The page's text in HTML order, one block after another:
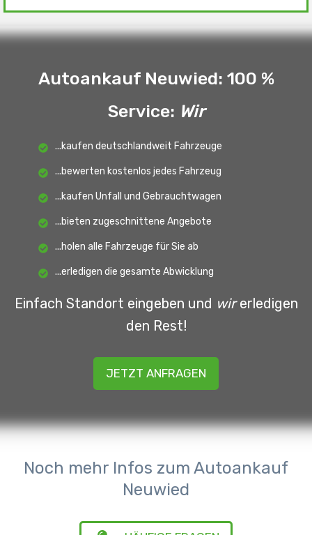
Autoankauf Neuwied: 100 %
Service: Wir
...kaufen deutschlandweit Fahrzeuge
...bewerten kostenlos jedes Fahrzeug
...kaufen Unfall und Gebrauchtwagen
...bieten zugeschnittene Angebote
...holen alle Fahrzeuge für Sie ab
...erledigen die gesamte Abwicklung
Einfach Standort eingeben und wirerledigen
den Rest!
JETZT ANFRAGEN
Noch mehr Infos zum Autoankauf
Neuwied